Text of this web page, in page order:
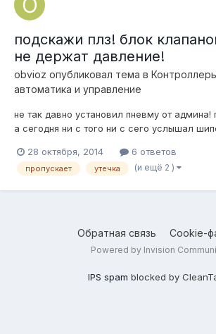
подскажи плз! блок
не держат давление!
obvioz опубликовал тема в
автоматика и управление
не так давно установил пневму от админа!
а сегодня ни с того ни с сего услышал
равномерно что за фигня такая? травит
брак? что можно сделать?
28 октября, 2014 6 ответов
пропускает утечка (и ещё 2 )
Обратная связь Cookie-
Powered by Invision
IPS spam blocked by